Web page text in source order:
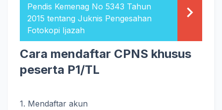
Pendis Kemenag No 5343 Tahun
2015 tentang Juknis Pengesahan
Fotokopi Ijazah
Cara mendaftar CPNS khusus
peserta P1/TL
1. Mendaftar akun